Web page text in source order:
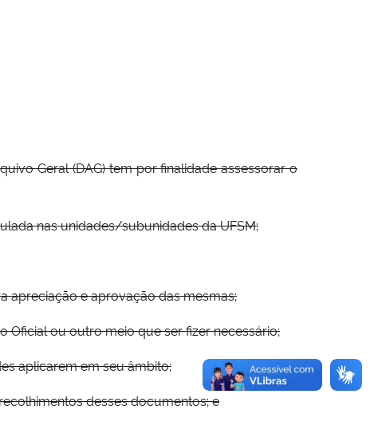
Geral (DAG) tem por finalidade assessorar o
nas unidades/subunidades da UFSM;
apreciação e aprovação das mesmas;
Oficial ou outro meio que ser fizer necessário;
aplicarem em seu âmbito;
desses documentos; e